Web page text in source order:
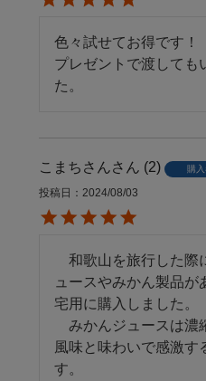
色々試せてお得です！
プレゼントで渡しても
た。
こまちさん 2 購
投稿日 2024/08/03
和歌山を旅行した際
ュースやみかん製品が
宅用に購入しました。
みかんジュースは濃
風味と味わいで感激す
す。